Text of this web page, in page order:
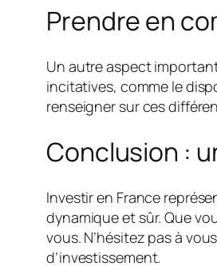
Prendre en
Un autre aspect
incitatives, comme le
renseigner sur ces
Conclusion :
Investir en France
dynamique et sûr. Que
vous. N’hésitez pas à
d’investissement.